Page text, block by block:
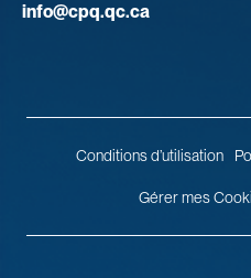
info@cpq.qc.ca
Conditions d’utilisation
Gérer mes